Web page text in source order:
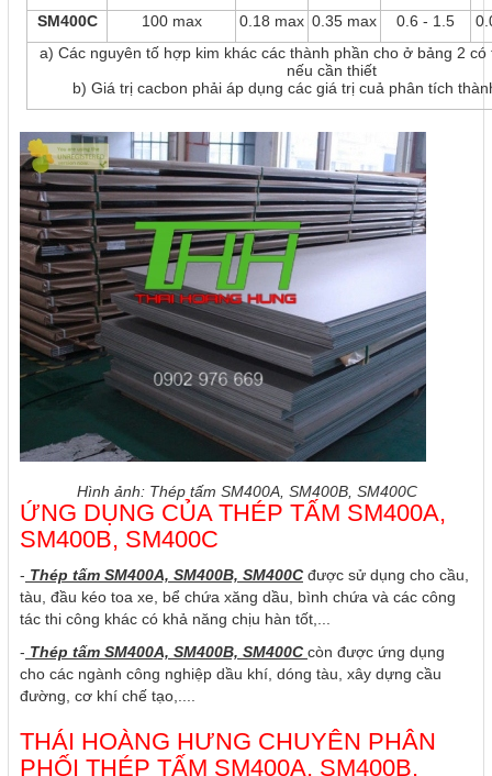
SM400C
100 max 0.18 max 0.35 max 0.6 - 1.5
a) Các nguyên tố hợp kim khác các thành phần cho ở bảng 2
nếu cần thiết
b) Giá trị cacbon phải áp dụng các giá trị cuả phân tích
Hình ảnh: Thép tấm SM400A, SM400B, SM400C
ỨNG DỤNG CỦA THÉP TẤM SM400A,
SM400B, SM400C
- Thép tấm SM400A, SM400B, SM400C được sử dụng cho cầu,
tàu, đầu kéo toa xe, bể chứa xăng dầu, bình chứa và các công
tác thi công khác có khả năng chịu hàn tốt,...
- Thép tấm SM400A, SM400B, SM400C còn được ứng dụng
cho các ngành công nghiệp dầu khí, dóng tàu, xây dựng cầu
đường, cơ khí chế tạo,....
THÁI HOÀNG HƯNG CHUYÊN PHÂN
PHỐI THÉP TẤM SM400A, SM400B,